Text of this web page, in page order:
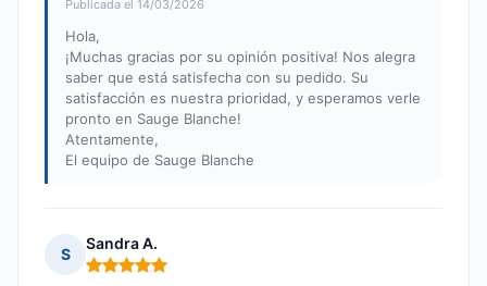
Publicada el 14/03/2026
Hola,
¡Muchas gracias por su opinión positiva! Nos alegra
saber que está satisfecha con su pedido. Su
satisfacción es nuestra prioridad, y esperamos verle
pronto en Sauge Blanche!
Atentamente,
El equipo de Sauge Blanche
S
Sandra A.
Nota: 5 de 5